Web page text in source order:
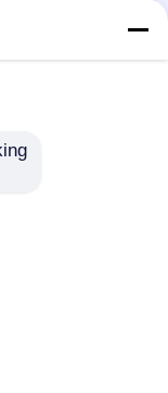
Rumpfkabel
12FT